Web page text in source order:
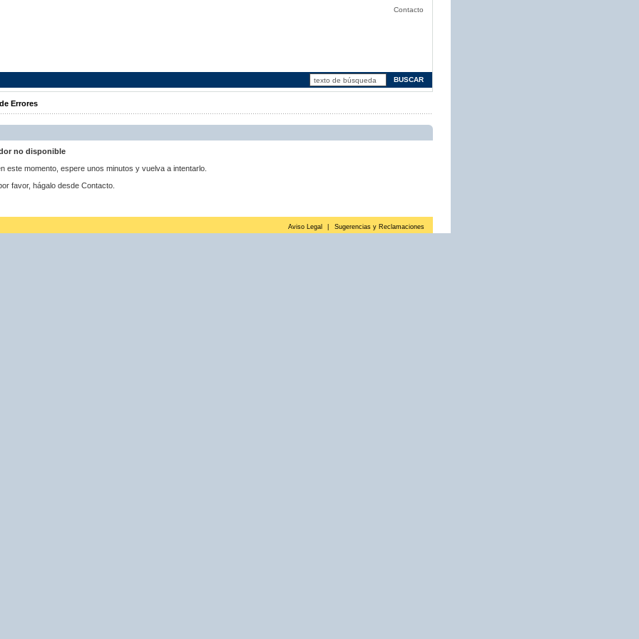
Contacto
Errores
no disponible
este momento, espere unos minutos y vuelva a intentarlo.
favor, hágalo desde Contacto.
Aviso Legal Sugerencias y Reclamaciones